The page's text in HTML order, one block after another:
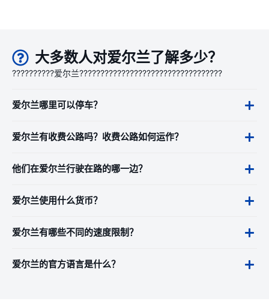
大多数人对爱尔兰了解多少？
??????????爱尔兰??????????????????????????????????
爱尔兰哪里可以停车？
爱尔兰有收费公路吗？收费公路如何运作？
他们在爱尔兰行驶在路的哪一边？
爱尔兰使用什么货币？
爱尔兰有哪些不同的速度限制？
爱尔兰的官方语言是什么？